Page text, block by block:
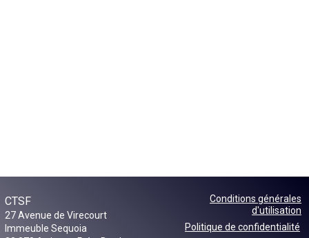
CTSF
27 Avenue de Virecourt
Immeuble Sequoia
Conditions générales
d'utilisation
Politique de confidentialité